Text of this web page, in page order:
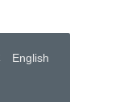
English